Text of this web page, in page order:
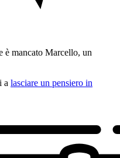
è mancato Marcello, un
a lasciare un pensiero in